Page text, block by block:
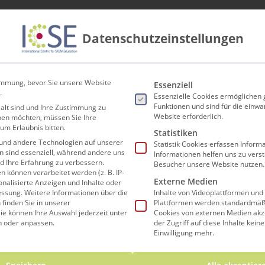
Lehrer*innen Forschen und Lehren
zu
Fach
Datenschutzeinstellungen
bevor Sie unsere Website
sind und Ihre Zustimmung zu
möchten, müssen Sie Ihre
Erlaubnis bitten.
andere Technologien auf unserer
sind essenziell, während andere uns
Ihre Erfahrung zu verbessern.
können verarbeitet werden (z. B. IP-
Anzeigen und Inhalte oder
Weitere Informationen über die
Sie in unserer
können Ihre Auswahl jederzeit unter
oder anpassen.
Es folgt eine Liste der
Essenziell
Essenzielle Cookies ermöglichen
Funktionen und sind für die
Website erforderlich.
Statistiken
Statistik Cookies erfassen
Informationen helfen uns zu
Besucher unsere Website nutzen.
Externe Medien
Inhalte von Videoplattformen
Plattformen werden
Cookies von externen Medien
der Zugriff auf diese Inhalte
Einwilligung mehr.